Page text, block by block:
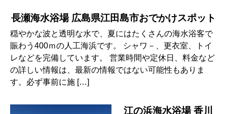
長瀬海水浴場 広島県江田島市おでかけスポット
穏やかな波と透明な水で、夏にはたくさんの海水浴客で
賑わう400ｍの人工海浜です。 シャワ－、更衣室、トイ
レなどを完備しています。 営業時間や定休日、料金など
の詳しい情報は、最新の情報ではない可能性もありま
す。必ず事前に施 […]
江の浜海水浴場 香川